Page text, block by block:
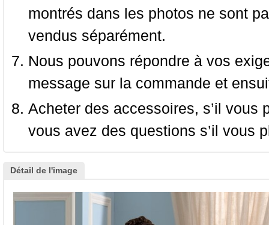
montrés dans les photos ne sont
vendus séparément.
Nous pouvons répondre à vos
message sur la commande et
Acheter des accessoires, s’il
vous avez des questions s’il vous
Détail de l'image